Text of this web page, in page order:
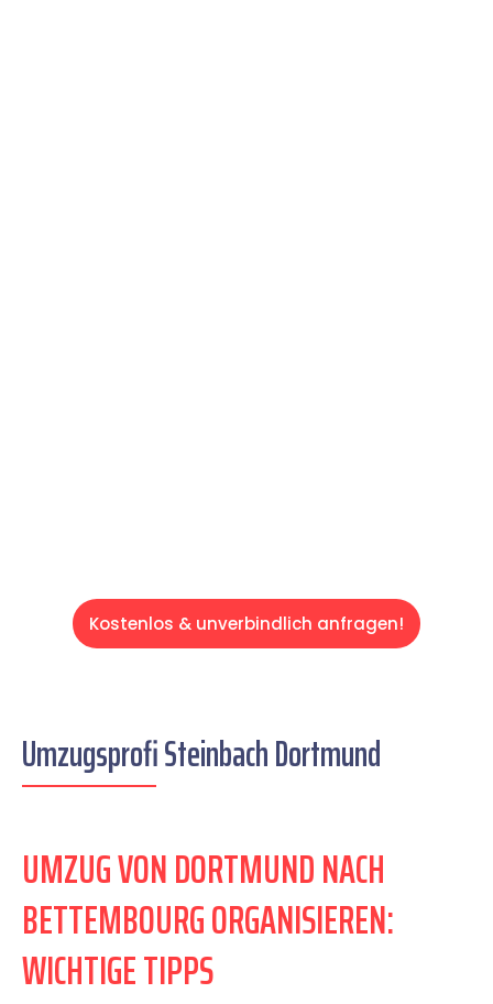
Kostenlos & unverbindlich anfragen!
Umzugsprofi Steinbach Dortmund
UMZUG VON DORTMUND NACH
BETTEMBOURG ORGANISIEREN:
WICHTIGE TIPPS